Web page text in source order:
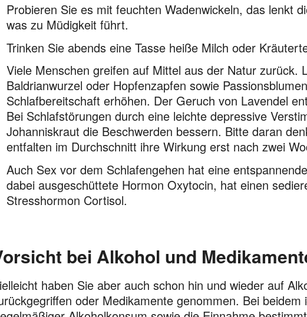
Probieren Sie es mit feuchten Wadenwickeln, das lenkt
was zu Müdigkeit führt.
Trinken Sie abends eine Tasse heiße Milch oder
Viele Menschen greifen auf Mittel aus der Natur zurück.
Baldrianwurzel oder Hopfenzapfen sowie
Schlafbereitschaft erhöhen. Der Geruch von Lavendel
Bei Schlafstörungen durch eine leichte depressive
Johanniskraut die Beschwerden bessern. Bitte daran
entfalten im Durchschnitt ihre Wirkung erst nach zwei
Auch Sex vor dem Schlafengehen hat eine
dabei ausgeschüttete Hormon Oxytocin, hat einen
Stresshormon Cortisol.
bei Alkohol und
haben Sie aber auch schon hin und wieder auf
oder Medikamente genommen. Bei beidem